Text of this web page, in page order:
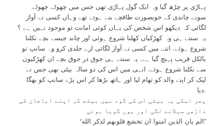
پہاڑی پر چڑھ گیا وہ ایک گول پہاڑی تھی جس میں چھوٹے چھوٹے
سونے چاندی کے خوبصورت طاقچے بنے ہوئے تھے وہاں کسی نے آواز
لگائی کہ دیکھو اس شخص کی یہاں کوئی امانت تو موجود نہیں ہے ؟
یہ سنتے ہی وہ کھڑکیاں کھلنا شروع ہوئی اور چاند جیسے بچے نکلنا
شروع ہوئے. اتنے میں کسی نے آواز لگائی ارے جلدی کرو وہ سانپ تو
بالکل قریب پہنچ گیا ہے. یہ سنتے ہی جوق در جوق بچے ان کھڑکیوں
سے نکلنا شروع ہوئے. انہی میں اس کی دو سالہ بیٹی بھی جس نے
لپک کر اپنے والد کو تھام لیا اور ہاتھ بڑھا کر اس بڑے سانپ کو بھگا
دیا.
پھر اسکی یہ بیٹی اس کی گود میں بیٹھ کر اپنے اباجان کی
داڑھی سہلانے لگی اور یوں گویا ہوئی
“الم يان الذين امنوا ان تخشع قلوبهم لذكر الله”